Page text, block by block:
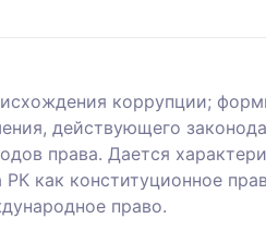
коррупции;
действующего
права. Дается
как конституционное
право.